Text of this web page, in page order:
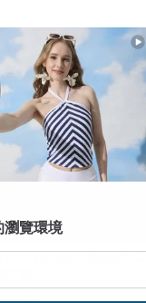
少女V型條紋 繞頸美背二
款
覽環境